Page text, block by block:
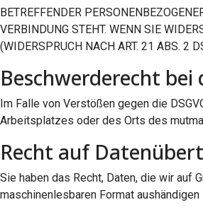
BETREFFENDER
VERBINDUNG STEHT. WENN SIE
(WIDERSPRUCH NACH ART. 21 ABS. 2
Beschwerde­recht
Im Falle von Verstößen gegen die
Arbeitsplatzes oder des Orts des
Recht auf
Sie haben das Recht, Daten, die wir auf
maschinenlesbaren Format